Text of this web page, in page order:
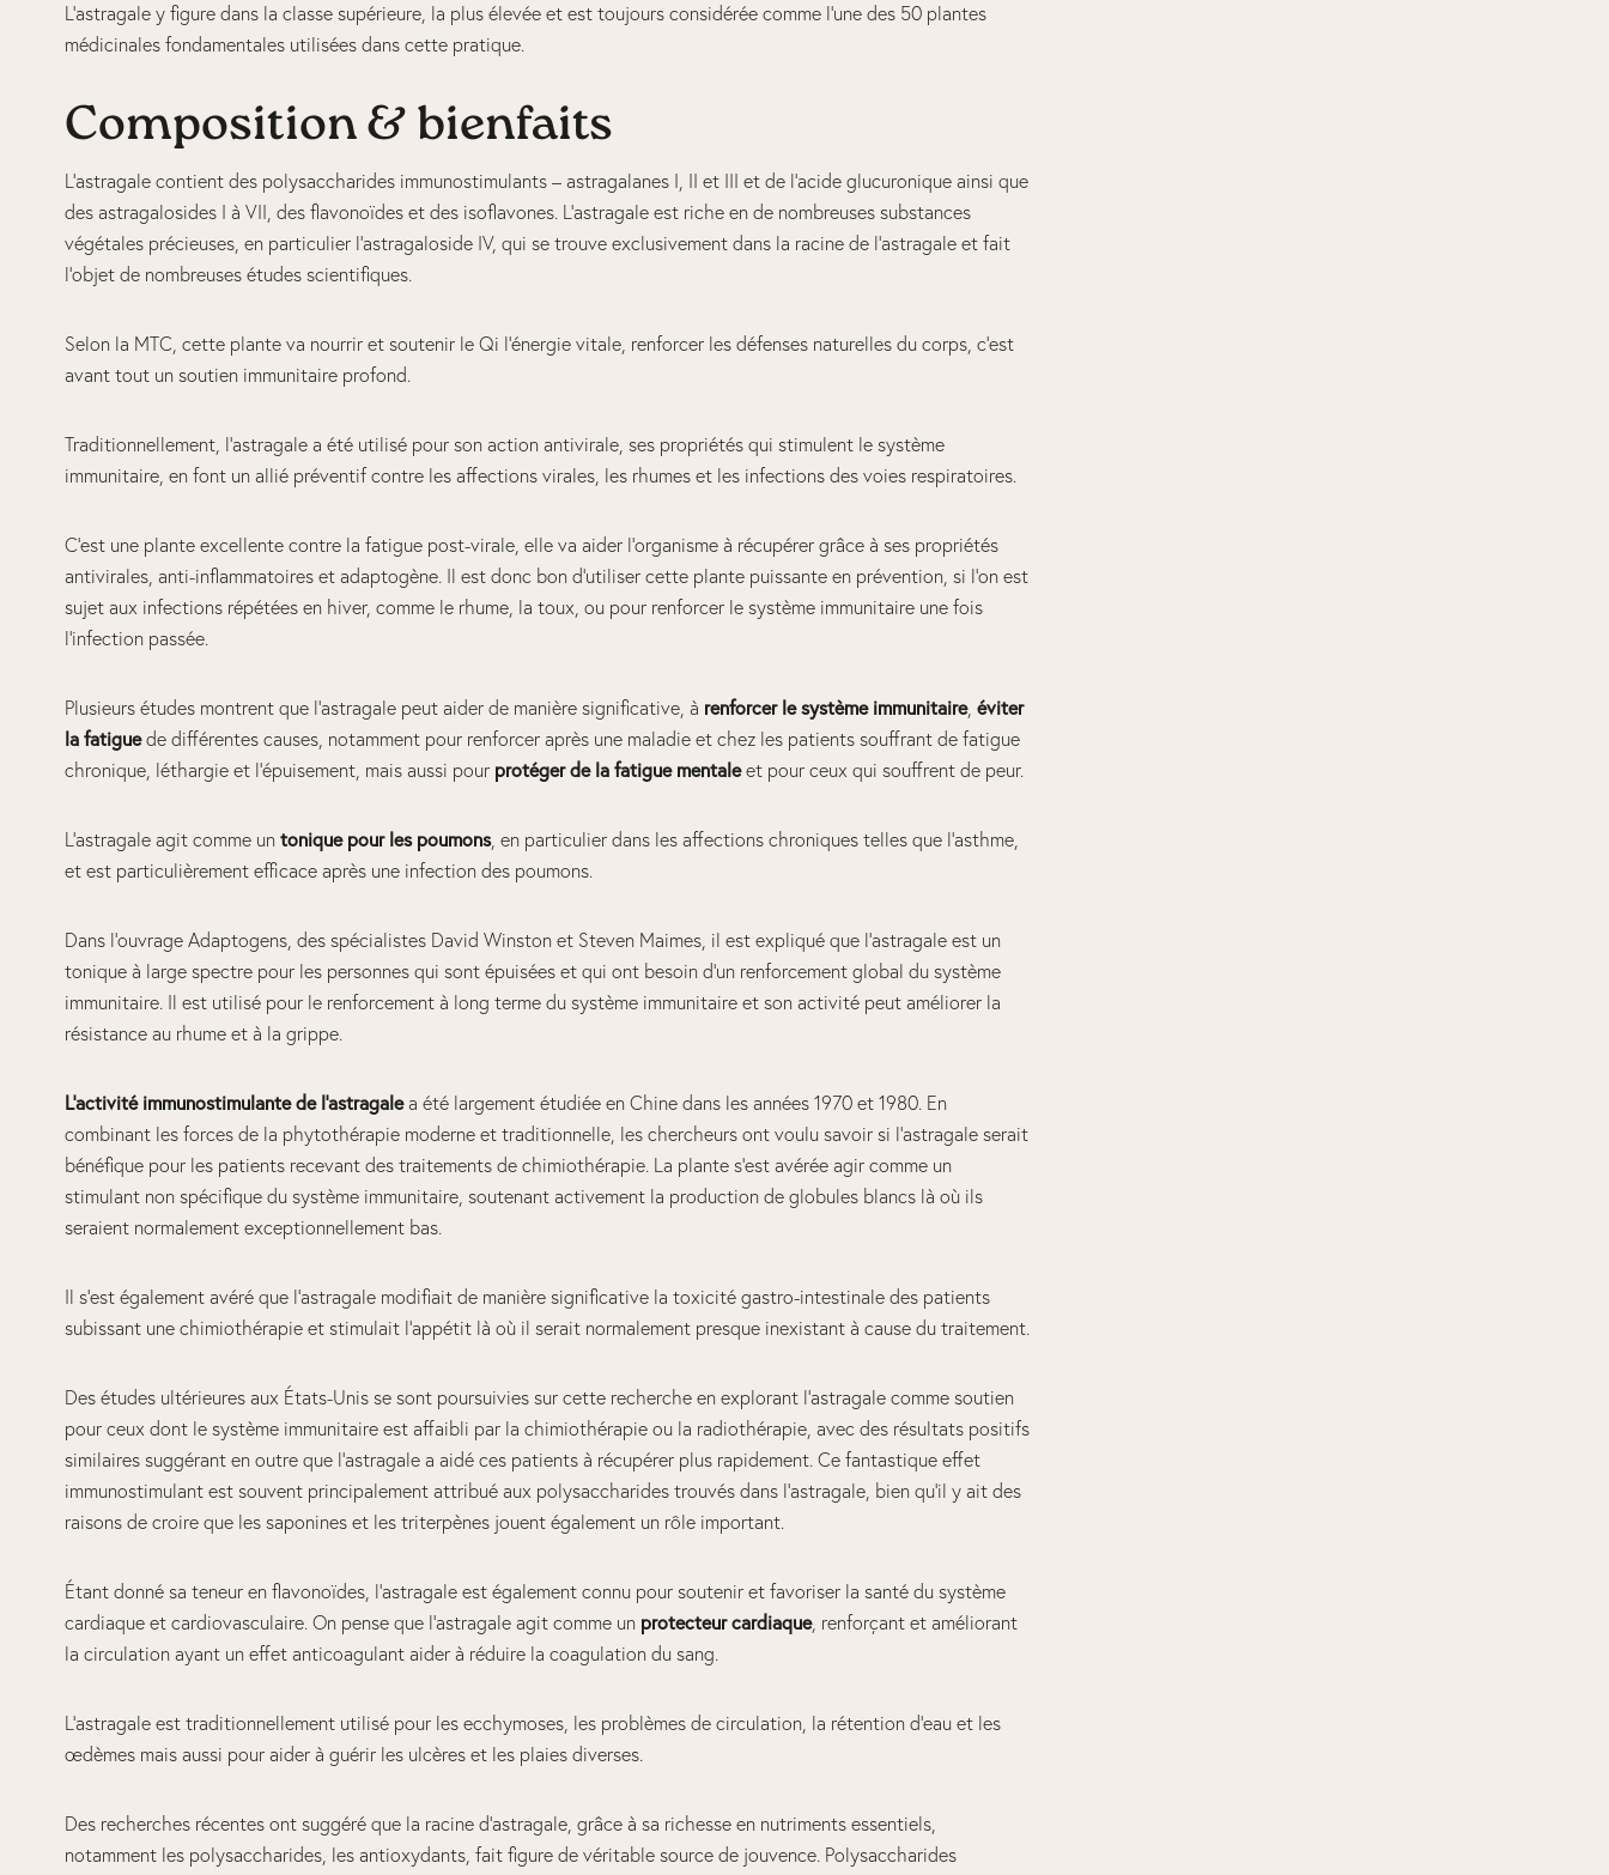
L’astragale y figure dans la classe supérieure, la plus élevée et est toujours considérée comme l’une des 50 plantes
médicinales fondamentales utilisées dans cette pratique.
Composition & bienfaits
L’astragale contient des polysaccharides immunostimulants – astragalanes I, II et III et de l’acide glucuronique ainsi que
des astragalosides I à VII, des flavonoïdes et des isoflavones. L’astragale est riche en de nombreuses substances
végétales précieuses, en particulier l’astragaloside IV, qui se trouve exclusivement dans la racine de l’astragale et fait
l’objet de nombreuses études scientifiques.
Selon la MTC, cette plante va nourrir et soutenir le Qi l’énergie vitale, renforcer les défenses naturelles du corps, c’est
avant tout un soutien immunitaire profond.
Traditionnellement, l’astragale a été utilisé pour son action antivirale, ses propriétés qui stimulent le système
immunitaire, en font un allié préventif contre les affections virales, les rhumes et les infections des voies respiratoires.
C’est une plante excellente contre la fatigue post-virale, elle va aider l’organisme à récupérer grâce à ses propriétés
antivirales, anti-inflammatoires et adaptogène. Il est donc bon d’utiliser cette plante puissante en prévention, si l’on est
sujet aux infections répétées en hiver, comme le rhume, la toux, ou pour renforcer le système immunitaire une fois
l’infection passée.
Plusieurs études montrent que l’astragale peut aider de manière significative, à renforcer le système immunitaire, éviter
la fatiguede différentes causes, notamment pour renforcer après une maladie et chez les patients souffrant de fatigue
chronique, léthargie et l’épuisement, mais aussi pour protéger de la fatigue mentaleet pour ceux qui souffrent de peur.
L’astragale agit comme un tonique pour les poumons, en particulier dans les affections chroniques telles que l’asthme,
et est particulièrement efficace après une infection des poumons.
Dans l’ouvrage Adaptogens, des spécialistes David Winston et Steven Maimes, il est expliqué que l’astragale est un
tonique à large spectre pour les personnes qui sont épuisées et qui ont besoin d’un renforcement global du système
immunitaire. Il est utilisé pour le renforcement à long terme du système immunitaire et son activité peut améliorer la
résistance au rhume et à la grippe.
L’activité immunostimulante de l’astragalea été largement étudiée en Chine dans les années 1970 et 1980. En
combinant les forces de la phytothérapie moderne et traditionnelle, les chercheurs ont voulu savoir si l’astragale serait
bénéfique pour les patients recevant des traitements de chimiothérapie. La plante s’est avérée agir comme un
stimulant non spécifique du système immunitaire, soutenant activement la production de globules blancs là où ils
seraient normalement exceptionnellement bas.
Il s’est également avéré que l’astragale modifiait de manière significative la toxicité gastro-intestinale des patients
subissant une chimiothérapie et stimulait l’appétit là où il serait normalement presque inexistant à cause du traitement.
Des études ultérieures aux États-Unis se sont poursuivies sur cette recherche en explorant l’astragale comme soutien
pour ceux dont le système immunitaire est affaibli par la chimiothérapie ou la radiothérapie, avec des résultats positifs
similaires suggérant en outre que l’astragale a aidé ces patients à récupérer plus rapidement. Ce fantastique effet
immunostimulant est souvent principalement attribué aux polysaccharides trouvés dans l’astragale, bien qu’il y ait des
raisons de croire que les saponines et les triterpènes jouent également un rôle important.
Étant donné sa teneur en flavonoïdes, l’astragale est également connu pour soutenir et favoriser la santé du système
cardiaque et cardiovasculaire. On pense que l’astragale agit comme un protecteur cardiaque, renforçant et améliorant
la circulation ayant un effet anticoagulant aider à réduire la coagulation du sang.
L’astragale est traditionnellement utilisé pour les ecchymoses, les problèmes de circulation, la rétention d’eau et les
œdèmes mais aussi pour aider à guérir les ulcères et les plaies diverses.
Des recherches récentes ont suggéré que la racine d’astragale, grâce à sa richesse en nutriments essentiels,
notamment les polysaccharides, les antioxydants, fait figure de véritable source de jouvence. Polysaccharides